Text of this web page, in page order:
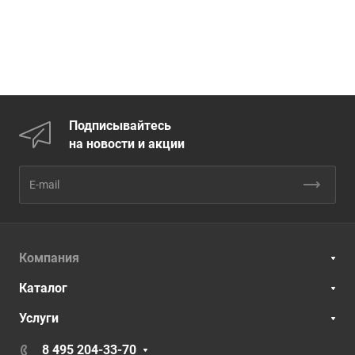
Подписывайтесь
на новости и акции
Компания
Каталог
Услуги
8 495 204-33-70